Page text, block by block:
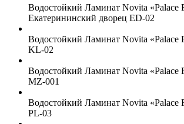
Водостойкий Ламинат Novita «Palace
Екатерининский дворец ED-02
Водостойкий Ламинат Novita «Palace
KL-02
Водостойкий Ламинат Novita «Palace
MZ-001
Водостойкий Ламинат Novita «Palace
PL-03